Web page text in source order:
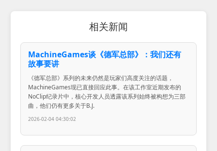
相关新闻
MachineGames谈《德军总部》：我们还有
故事要讲
《德军总部》系列的未来仍然是玩家们高度关注的话题，
MachineGames现已直接回应此事。在该工作室近期发布的
NoClip纪录片中，核心开发人员透露该系列始终被构想为三部
曲，他们仍有更多关于B.J.
2026-02-04 04:30:02